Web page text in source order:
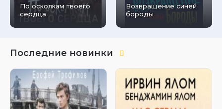
По осколкам твоего
сердца
Возвращение синей
бороды
Последние новинки